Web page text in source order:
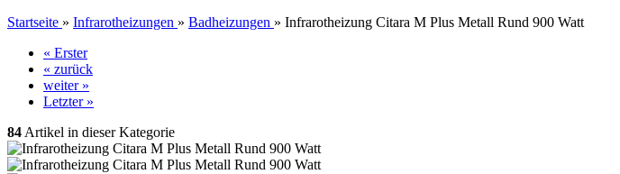
Startseite » Infrarotheizungen » Badheizungen » Infrarotheizung Citara M Plus Metall Rund 900 Watt
« Erster
« zurück
weiter »
Letzter »
84 Artikel in dieser Kategorie